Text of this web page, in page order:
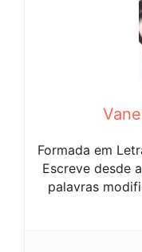
Formada em
Escreve desde
palavras